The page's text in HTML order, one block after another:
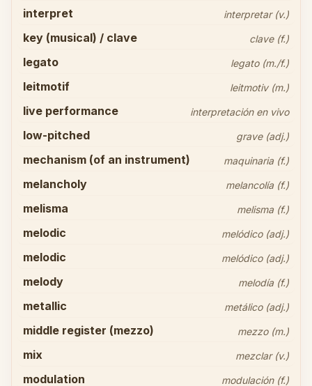
interpret interpretar (v.)
key (musical) / clave clave (f.)
legato legato (m./f.)
leitmotif leitmotiv (m.)
live performance interpretación en vivo
low-pitched grave (adj.)
mechanism (of an instrument) maquinaria (f.)
melancholy melancolía (f.)
melisma melisma (f.)
melodic melódico (adj.)
melodic melódico (adj.)
melody melodía (f.)
metallic metálico (adj.)
middle register (mezzo) mezzo (m.)
mix mezclar (v.)
modulation modulación (f.)